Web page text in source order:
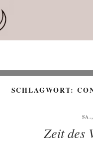
Inhalt
springen
SCHLAGWORT:
Zeit des